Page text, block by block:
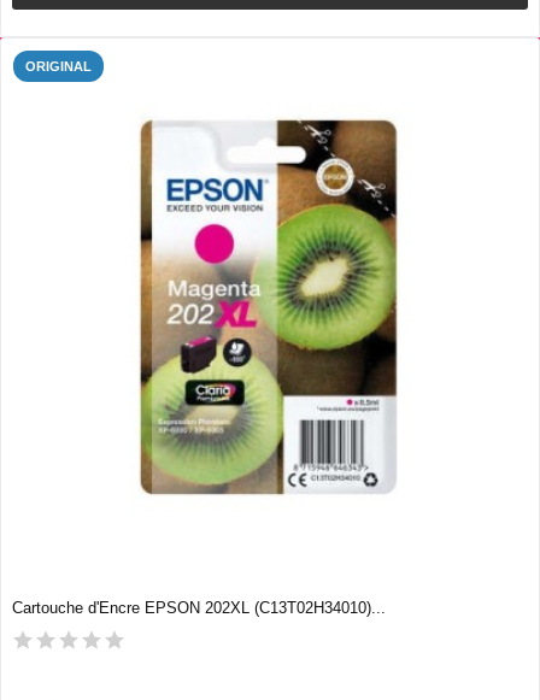
ORIGINAL
Cartouche d'Encre EPSON 202XL (C13T02H34010)...